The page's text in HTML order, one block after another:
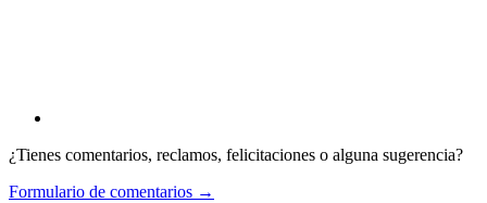
¿Tienes comentarios, reclamos, felicitaciones o alguna sugerencia?
Formulario de comentarios →